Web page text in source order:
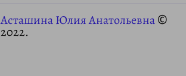
Асташина Юлия Анатольевна©
2022.